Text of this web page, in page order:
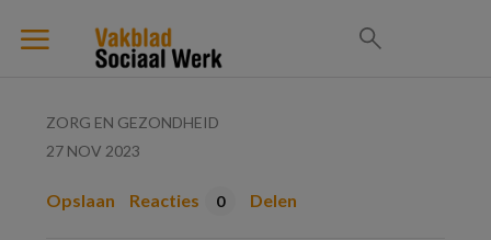
ZORG EN GEZONDHEID
27 NOV 2023
Opslaan Reacties 0 Delen